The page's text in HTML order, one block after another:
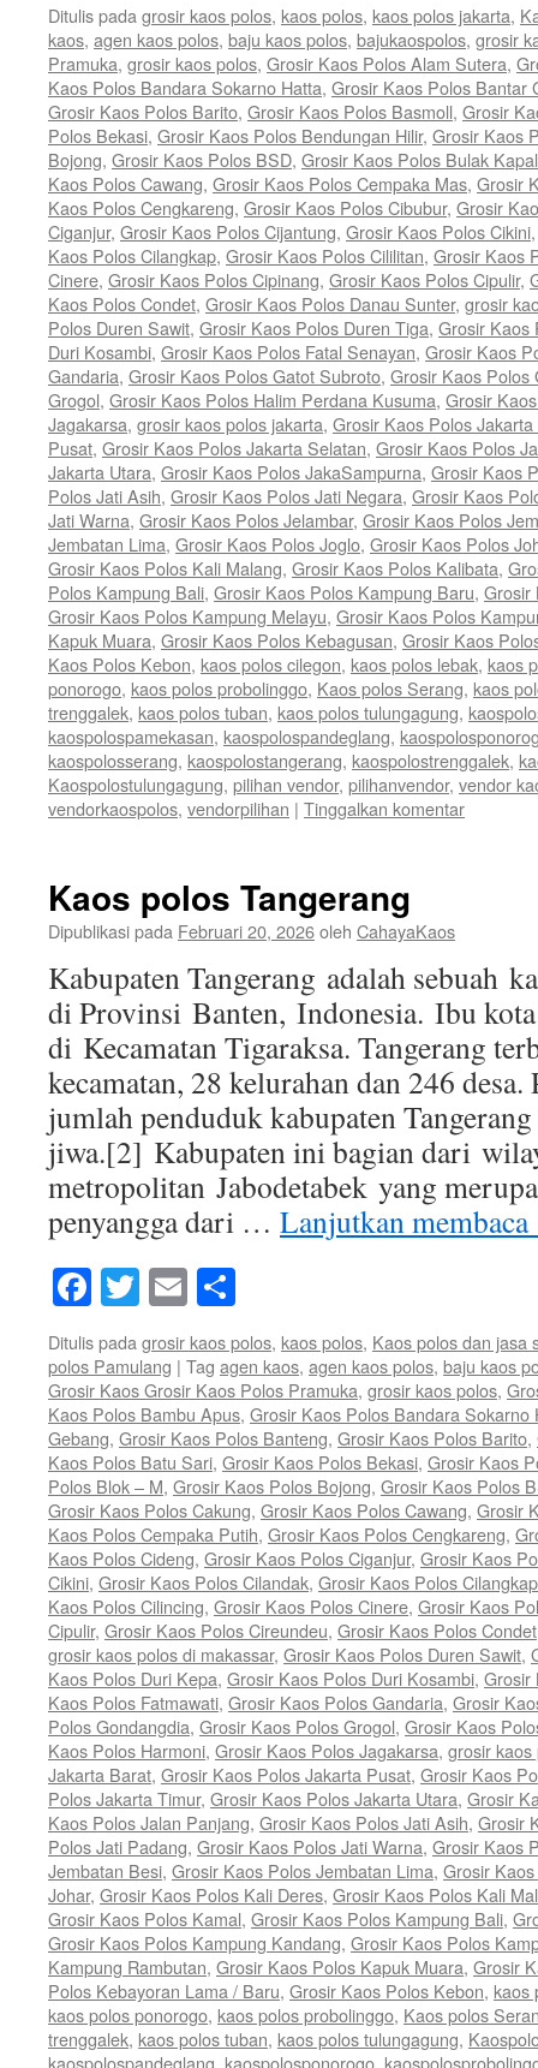
Ditulis pada grosir kaos polos, kaos polos, kaos polos jakarta,
kaos, agen kaos polos, baju kaos polos, bajukaospolos, grosir
Pramuka, grosir kaos polos, Grosir Kaos Polos Alam Sutera,
Kaos Polos Bandara Sokarno Hatta, Grosir Kaos Polos Bantar
Grosir Kaos Polos Barito, Grosir Kaos Polos Basmoll, Grosir
Polos Bekasi, Grosir Kaos Polos Bendungan Hilir, Grosir Kaos
Bojong, Grosir Kaos Polos BSD, Grosir Kaos Polos Bulak Kapal
Kaos Polos Cawang, Grosir Kaos Polos Cempaka Mas, Grosir
Kaos Polos Cengkareng, Grosir Kaos Polos Cibubur, Grosir
Ciganjur, Grosir Kaos Polos Cijantung, Grosir Kaos Polos Cikini
Kaos Polos Cilangkap, Grosir Kaos Polos Cililitan, Grosir Kaos
Cinere, Grosir Kaos Polos Cipinang, Grosir Kaos Polos Cipulir,
Kaos Polos Condet, Grosir Kaos Polos Danau Sunter, grosir
Polos Duren Sawit, Grosir Kaos Polos Duren Tiga, Grosir Kaos
Duri Kosambi, Grosir Kaos Polos Fatal Senayan, Grosir Kaos
Gandaria, Grosir Kaos Polos Gatot Subroto, Grosir Kaos Polos
Grogol, Grosir Kaos Polos Halim Perdana Kusuma, Grosir
Jagakarsa, grosir kaos polos jakarta, Grosir Kaos Polos
Pusat, Grosir Kaos Polos Jakarta Selatan, Grosir Kaos Polos
Jakarta Utara, Grosir Kaos Polos JakaSampurna, Grosir Kaos
Polos Jati Asih, Grosir Kaos Polos Jati Negara, Grosir Kaos
Jati Warna, Grosir Kaos Polos Jelambar, Grosir Kaos Polos
Jembatan Lima, Grosir Kaos Polos Joglo, Grosir Kaos Polos
Grosir Kaos Polos Kali Malang, Grosir Kaos Polos Kalibata,
Polos Kampung Bali, Grosir Kaos Polos Kampung Baru, Grosir
Grosir Kaos Polos Kampung Melayu, Grosir Kaos Polos
Kapuk Muara, Grosir Kaos Polos Kebagusan, Grosir Kaos
Kaos Polos Kebon, kaos polos cilegon, kaos polos lebak, kaos
ponorogo, kaos polos probolinggo, Kaos polos Serang, kaos
trenggalek, kaos polos tuban, kaos polos tulungagung,
kaospolospamekasan, kaospolospandeglang,
kaospolosserang, kaospolostangerang, kaospolostrenggalek,
Kaospolostulungagung, pilihan vendor, pilihanvendor, vendor
vendorkaospolos, vendorpilihan | Tinggalkan komentar
Kaos polos Tangerang
Dipublikasi pada Februari 20, 2026oleh CahayaKaos
Kabupaten Tangerang adalah sebuah
di Provinsi Banten, Indonesia. Ibu
di Kecamatan Tigaraksa. Tangerang
kecamatan, 28 kelurahan dan 246
jumlah penduduk kabupaten
jiwa.[2] Kabupaten ini bagian dari
metropolitan Jabodetabek yang
penyangga dari … Lanjutkan membaca
Facebook
Twitter
Email
Ditulis padagrosir kaos polos, kaos polos, Kaos polos dan jasa
polos Pamulang | Tag agen kaos, agen kaos polos, baju kaos
Grosir Kaos Grosir Kaos Polos Pramuka, grosir kaos polos,
Kaos Polos Bambu Apus, Grosir Kaos Polos Bandara Sokarno
Gebang, Grosir Kaos Polos Banteng, Grosir Kaos Polos Barito,
Kaos Polos Batu Sari, Grosir Kaos Polos Bekasi, Grosir Kaos
Polos Blok – M, Grosir Kaos Polos Bojong, Grosir Kaos Polos
Grosir Kaos Polos Cakung, Grosir Kaos Polos Cawang, Grosir
Kaos Polos Cempaka Putih, Grosir Kaos Polos Cengkareng,
Kaos Polos Cideng, Grosir Kaos Polos Ciganjur, Grosir Kaos
Cikini, Grosir Kaos Polos Cilandak, Grosir Kaos Polos Cilangkap
Kaos Polos Cilincing, Grosir Kaos Polos Cinere, Grosir Kaos
Cipulir, Grosir Kaos Polos Cireundeu, Grosir Kaos Polos Condet
grosir kaos polos di makassar, Grosir Kaos Polos Duren Sawit,
Kaos Polos Duri Kepa, Grosir Kaos Polos Duri Kosambi, Grosir
Kaos Polos Fatmawati, Grosir Kaos Polos Gandaria, Grosir
Polos Gondangdia, Grosir Kaos Polos Grogol, Grosir Kaos
Kaos Polos Harmoni, Grosir Kaos Polos Jagakarsa, grosir kaos
Jakarta Barat, Grosir Kaos Polos Jakarta Pusat, Grosir Kaos
Polos Jakarta Timur, Grosir Kaos Polos Jakarta Utara, Grosir
Kaos Polos Jalan Panjang, Grosir Kaos Polos Jati Asih, Grosir
Polos Jati Padang, Grosir Kaos Polos Jati Warna, Grosir Kaos
Jembatan Besi, Grosir Kaos Polos Jembatan Lima, Grosir
Johar, Grosir Kaos Polos Kali Deres, Grosir Kaos Polos Kali
Grosir Kaos Polos Kamal, Grosir Kaos Polos Kampung Bali,
Grosir Kaos Polos Kampung Kandang, Grosir Kaos Polos
Kampung Rambutan, Grosir Kaos Polos Kapuk Muara, Grosir
Polos Kebayoran Lama / Baru, Grosir Kaos Polos Kebon, kaos
kaos polos ponorogo, kaos polos probolinggo, Kaos polos
trenggalek, kaos polos tuban, kaos polos tulungagung,
kaospolospandeglang kaospolosponorogo